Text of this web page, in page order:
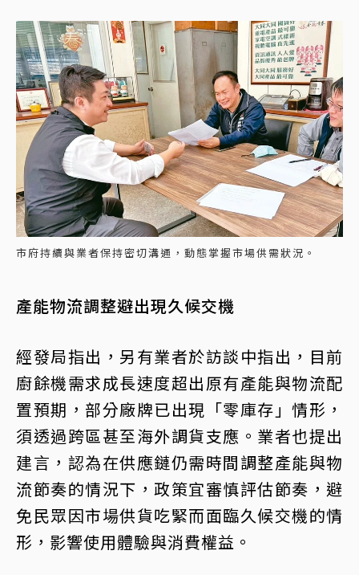
市府持續與業者保持密切溝通，動態掌握市場供需狀況。
產能物流調整避出現久候交機
經發局指出，另有業者於訪談中指出，目前
廚餘機需求成長速度超出原有產能與物流配
置預期，部分廠牌已出現「零庫存」情形，
須透過跨區甚至海外調貨支應。業者也提出
建言，認為在供應鏈仍需時間調整產能與物
流節奏的情況下，政策宜審慎評估節奏，避
免民眾因市場供貨吃緊而面臨久候交機的情
形，影響使用體驗與消費權益。